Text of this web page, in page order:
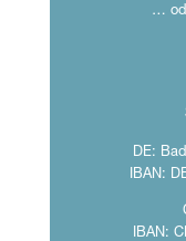
…
DE:
IBAN:
IBAN: